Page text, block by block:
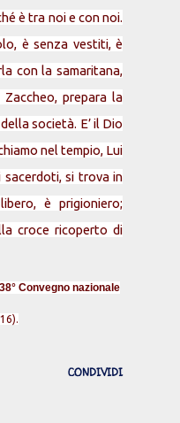
è tra noi e con noi.
è senza vestiti, è
con la samaritana,
prepara la
società. E’ il Dio
nel tempio, Lui
si trova in
è prigioniero;
croce ricoperto di
Convegno nazionale
CONDIVIDI